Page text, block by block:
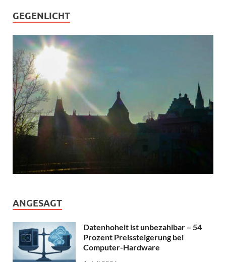
GEGENLICHT
ANGESAGT
Datenhoheit ist unbezahlbar – 54
Prozent Preissteigerung bei
Computer-Hardware